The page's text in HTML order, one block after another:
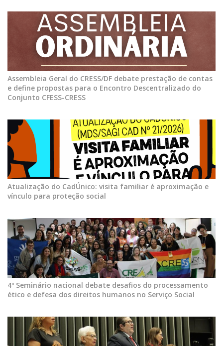
Assembleia Geral do CRESS/DF debate prestação de contas
e define propostas para o Encontro Descentralizado do
Conjunto CFESS-CRESS
Atualização do CadÚnico: visita familiar é aproximação e
vínculo para proteção social
4º Seminário nacional debate desafios do processamento
ético e defesa dos direitos humanos no Serviço Social